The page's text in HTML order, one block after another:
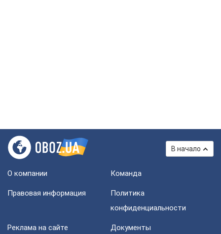
В начало
О компании Команда
Правовая информация
Политика
конфиденциальности
Реклама на сайте Документы